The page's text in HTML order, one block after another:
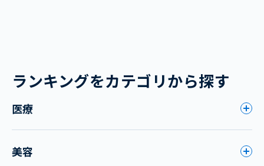
ランキングをカテゴリから探す
医療
美容